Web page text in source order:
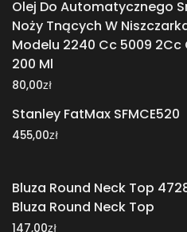
Olej Do Automatycznego
Noży Tnących W
Modelu 2240 Cc 5009 2Cc
200 Ml
80,00zł
Stanley FatMax SFMCE520
455,00zł
Bluza Round Neck Top
Bluza Round Neck Top
147,00zł